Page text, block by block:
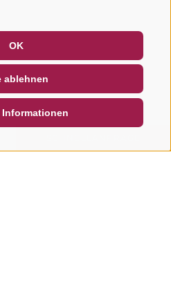
OK
ablehnen
Informationen
WALL WETTER